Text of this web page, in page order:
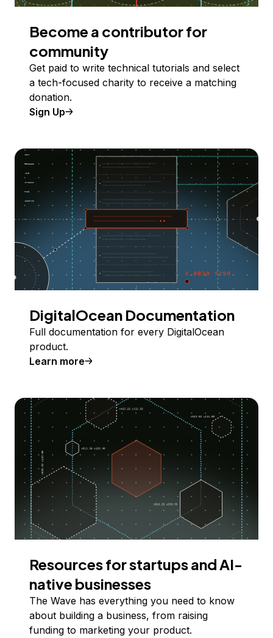
Become a contributor for
community
Get paid to write technical tutorials and select
a tech-focused charity to receive a matching
donation.
Sign Up
DigitalOcean Documentation
Full documentation for every DigitalOcean
product.
Learn more
Resources for startups and AI-
native businesses
The Wave has everything you need to know
about building a business, from raising
funding to marketing your product.